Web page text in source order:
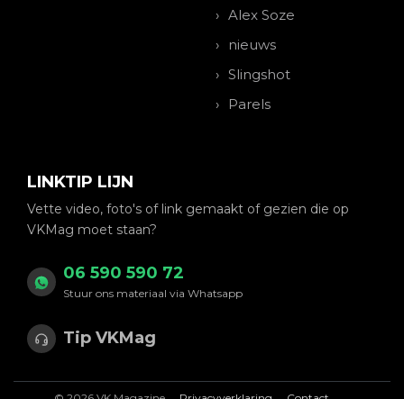
Alex Soze
nieuws
Slingshot
Parels
LINKTIP LIJN
Vette video, foto's of link gemaakt of gezien die op
VKMag moet staan?
06 590 590 72
Stuur ons materiaal via Whatsapp
Tip VKMag